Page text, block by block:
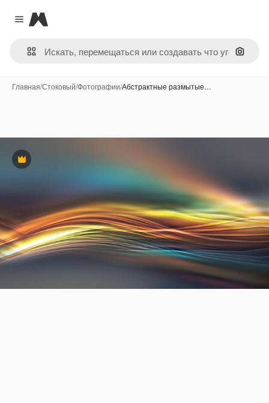
Close menu
Magnific
Поиск
Главная/Стоковый/Фотографии/Абстрактные размытые…
Премиум